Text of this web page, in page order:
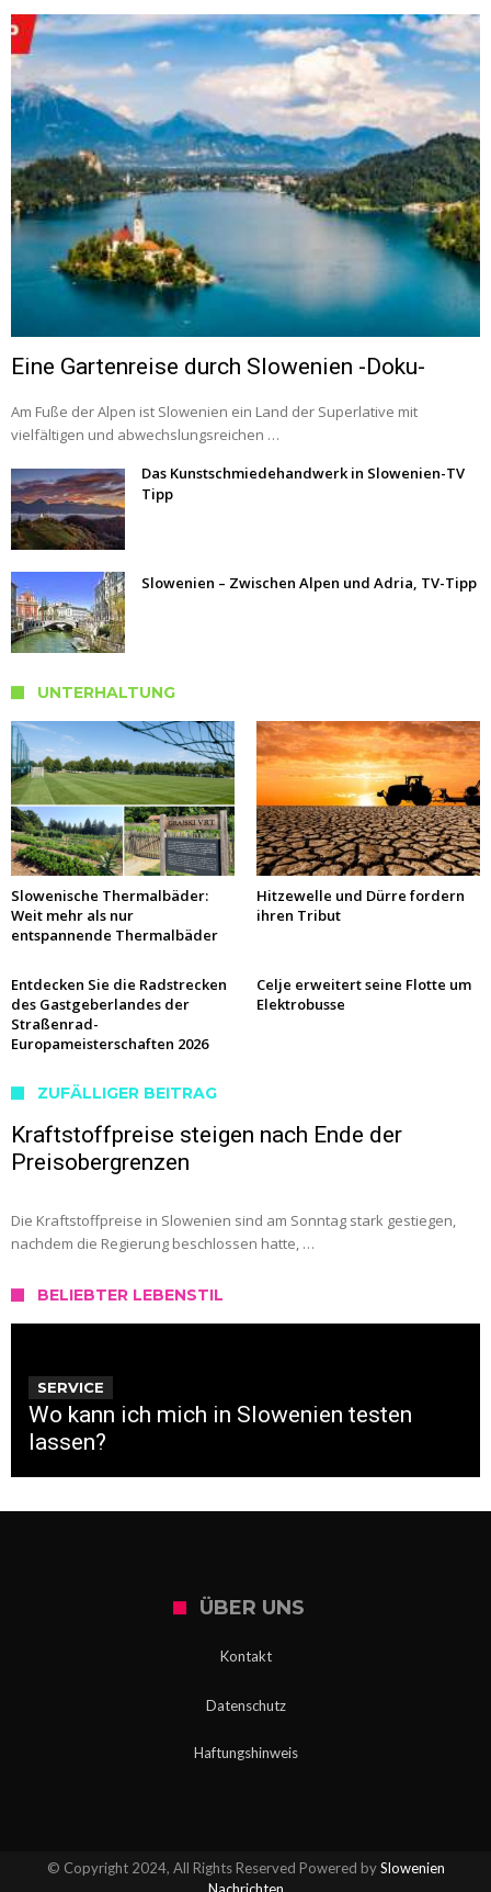
Eine Gartenreise durch Slowenien -Doku-
Am Fuße der Alpen ist Slowenien ein Land der Superlative mit
vielfältigen und abwechslungsreichen …
Das Kunstschmiedehandwerk in Slowenien-TV
Tipp
Slowenien – Zwischen Alpen und Adria, TV-Tipp
UNTERHALTUNG
Slowenische Thermalbäder:
Weit mehr als nur
entspannende Thermalbäder
Hitzewelle und Dürre fordern
ihren Tribut
Entdecken Sie die Radstrecken
des Gastgeberlandes der
Straßenrad-
Europameisterschaften 2026
Celje erweitert seine Flotte um
Elektrobusse
ZUFÄLLIGER BEITRAG
Kraftstoffpreise steigen nach Ende der
Preisobergrenzen
Die Kraftstoffpreise in Slowenien sind am Sonntag stark gestiegen,
nachdem die Regierung beschlossen hatte, …
BELIEBTER LEBENSTIL
SERVICE
Wo kann ich mich in Slowenien testen
lassen?
ÜBER UNS
Kontakt
Datenschutz
Haftungshinweis
© Copyright 2024, All Rights Reserved Powered bySlowenien
Nachrichten